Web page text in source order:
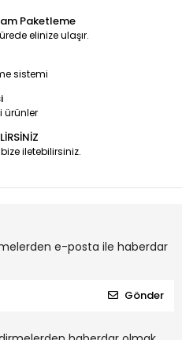
Paketleme
elinize ulaşır.
sistemi
ürünler
iletebilirsiniz.
e-posta ile haberdar
Gönder